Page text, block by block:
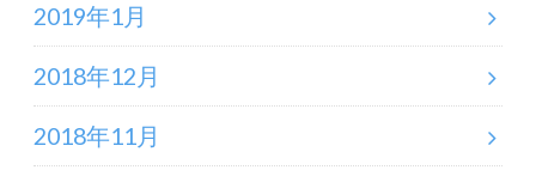
2019年1月
2018年12月
2018年11月